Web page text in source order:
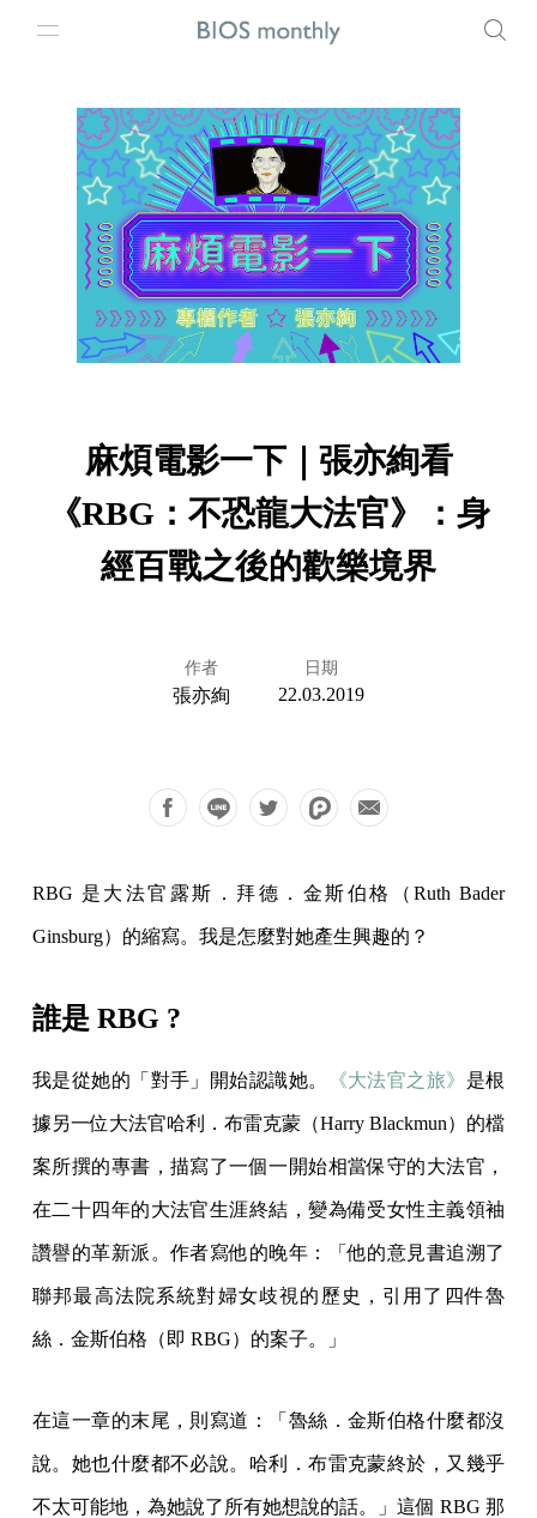
麻煩電影一下｜張亦絢看
《RBG：不恐龍大法官》：身
經百戰之後的歡樂境界
作者
張亦絢
日期
22.03.2019
RBG 是大法官露斯．拜德．金斯伯格（Ruth Bader
Ginsburg）的縮寫。我是怎麼對她產生興趣的？
誰是 RBG ?
我是從她的「對手」開始認識她。 《大法官之旅》 是根
據另一位大法官哈利．布雷克蒙（Harry Blackmun）的檔
案所撰的專書，描寫了一個一開始相當保守的大法官，
在二十四年的大法官生涯終結，變為備受女性主義領袖
讚譽的革新派。作者寫他的晚年：「他的意見書追溯了
聯邦最高法院系統對婦女歧視的歷史，引用了四件魯
絲．金斯伯格（即 RBG）的案子。」
在這一章的末尾，則寫道：「魯絲．金斯伯格什麼都沒
說。她也什麼都不必說。哈利．布雷克蒙終於，又幾乎
不太可能地，為她說了所有她想說的話。」這個 RBG 那